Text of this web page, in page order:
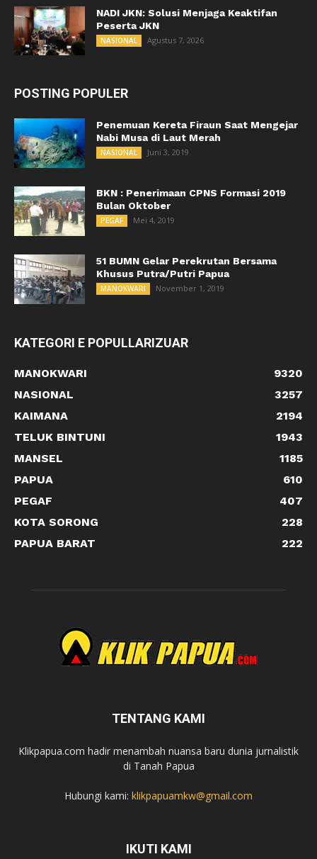
NADI JKN: Solusi Menjaga Keaktifan
Peserta JKN
NASIONAL Agustus 7, 2026
POSTING POPULER
Penemuan Kereta Firaun Saat Mengejar
Nabi Musa di Laut Merah
NASIONAL Juni 3, 2019
BKN : Penerimaan CPNS Formasi 2019
Bulan Oktober
PEGAF Mei 4, 2019
51 BUMN Gelar Perekrutan Bersama
Khusus Putra/Putri Papua
MANOKWARI November 1, 2019
KATEGORI E POPULLARIZUAR
MANOKWARI
9320
NASIONAL
3257
KAIMANA
2194
TELUK BINTUNI
1943
MANSEL
1185
PAPUA
610
PEGAF
407
KOTA SORONG
228
PAPUA BARAT
222
TENTANG KAMI
Klikpapua.com hadir menambah nuansa baru dunia jurnalistik
di Tanah Papua
Hubungi kami: klikpapuamkw@gmail.com
IKUTI KAMI